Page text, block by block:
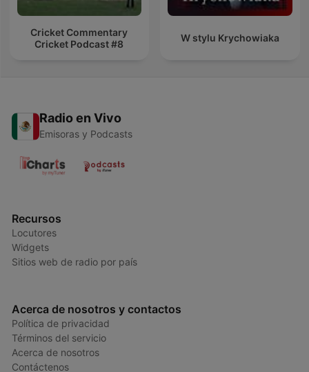
Cricket Commentary
Cricket Podcast #8
W stylu Krychowiaka
Radio en Vivo
Emisoras y Podcasts
Recursos
Locutores
Widgets
Sitios web de radio por país
Acerca de nosotros y contactos
Política de privacidad
Términos del servicio
Acerca de nosotros
Contáctenos